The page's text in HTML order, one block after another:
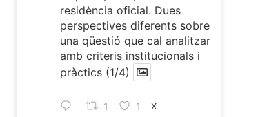
residència oficial. Dues
perspectives diferents sobre
una qüestió que cal analitzar
amb criteris institucionals i
pràctics (1/4)
1 1 X